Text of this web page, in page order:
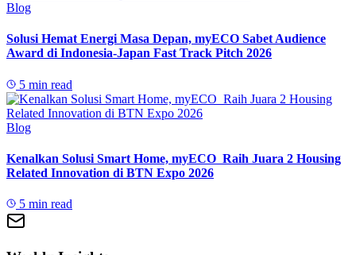
Blog
Solusi Hemat Energi Masa Depan, myECO Sabet Audience
Award di Indonesia-Japan Fast Track Pitch 2026
5 min read
Blog
Kenalkan Solusi Smart Home, myECO Raih Juara 2 Housing
Related Innovation di BTN Expo 2026
5 min read